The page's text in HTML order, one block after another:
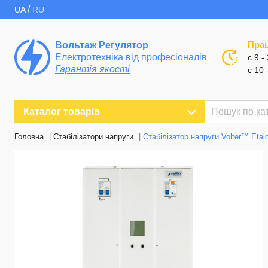
UA/ RU
Вольтаж Регулятор
Електротехніка від професіоналів
Гарантія якості
с 9 -
с 10
Каталог товарів
Головна Стабілізатори напруги Стабілізатор напруги Volter™